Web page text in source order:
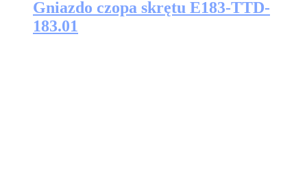
Gniazdo czopa skrętu E183-TTD-
183.01